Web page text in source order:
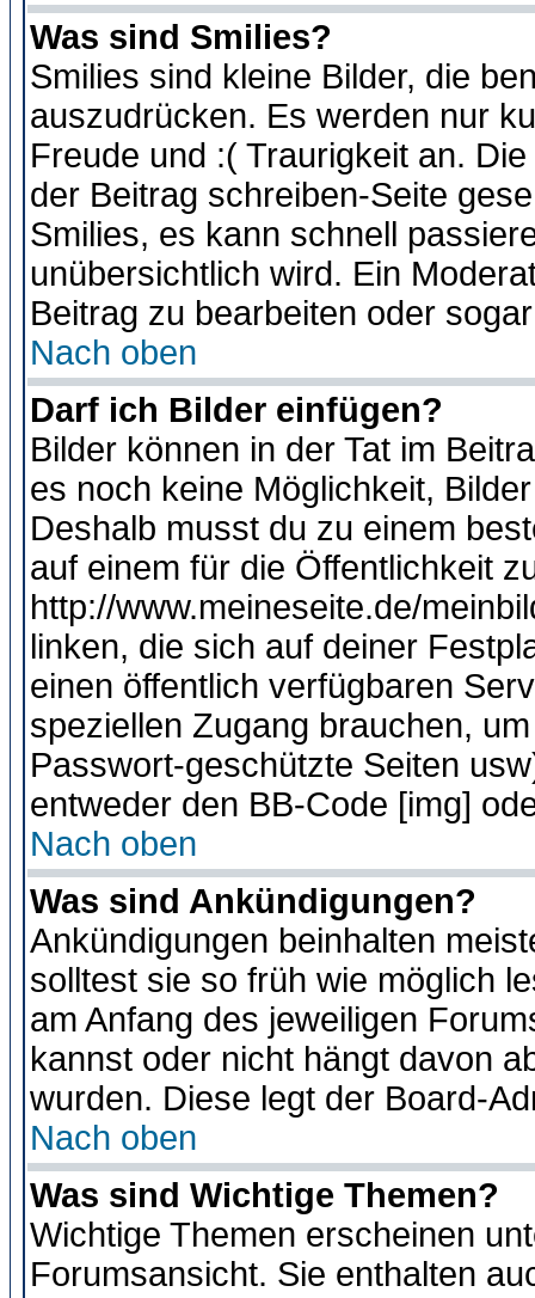
Was sind Smilies?
Smilies sind kleine Bilder, die
auszudrücken. Es werden nur
Freude und :( Traurigkeit an.
der Beitrag schreiben-Seite
Smilies, es kann schnell
unübersichtlich wird. Ein
Beitrag zu bearbeiten oder
Nach oben
Darf ich Bilder einfügen?
Bilder können in der Tat im
es noch keine Möglichkeit,
Deshalb musst du zu einem
auf einem für die Öffentlichkeit
http://www.meineseite.de/
linken, die sich auf deiner
einen öffentlich verfügbaren
speziellen Zugang brauchen,
Passwort-geschützte Seiten
entweder den BB-Code [img]
Nach oben
Was sind Ankündigungen?
Ankündigungen beinhalten
solltest sie so früh wie möglich
am Anfang des jeweiligen
kannst oder nicht hängt davon
wurden. Diese legt der Board-
Nach oben
Was sind Wichtige Themen?
Wichtige Themen erscheinen
Forumsansicht. Sie enthalten